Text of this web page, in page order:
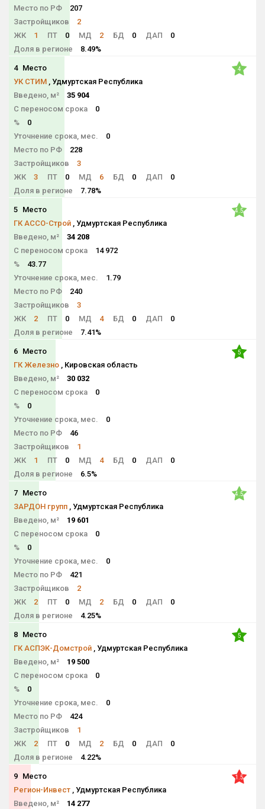
Место по РФ
207
Застройщиков
2
ЖК
1 ПТ 0 МД 2 БД 0 ДАП
0
Доля в регионе
8.49%
4 Место
УК СТИМ , Удмуртская Республика
Введено, м²
35 904
С переносом срока
0
%
0
Уточнение срока, мес.
0
Место по РФ
228
Застройщиков
3
ЖК
3 ПТ 0 МД 6 БД 0 ДАП
0
Доля в регионе
7.78%
4
5 Место
ГК АССО-Строй , Удмуртская Республика
Введено, м²
34 208
С переносом срока
14 972
%
43.77
Уточнение срока, мес.
1.79
Место по РФ
240
Застройщиков
3
ЖК
2 ПТ 0 МД 4 БД 0 ДАП
0
Доля в регионе
7.41%
4.5
6 Место
ГК Железно , Кировская область
Введено, м²
30 032
С переносом срока
0
%
0
Уточнение срока, мес.
0
Место по РФ
46
Застройщиков
1
ЖК
1 ПТ 0 МД 4 БД 0 ДАП
0
Доля в регионе
6.5%
5
7 Место
ЗАРДОН групп , Удмуртская Республика
Введено, м²
19 601
С переносом срока
0
%
0
Уточнение срока, мес.
0
Место по РФ
421
Застройщиков
2
ЖК
2 ПТ 0 МД 2 БД 0 ДАП
0
Доля в регионе
4.25%
4.5
8 Место
ГК АСПЭК-Домстрой , Удмуртская Республика
Введено, м²
19 500
С переносом срока
0
%
0
Уточнение срока, мес.
0
Место по РФ
424
Застройщиков
1
ЖК
2 ПТ 0 МД 2 БД 0 ДАП
0
Доля в регионе
4.22%
5
9 Место
Регион-Инвест , Удмуртская Республика
Введено, м²
14 277
1.5